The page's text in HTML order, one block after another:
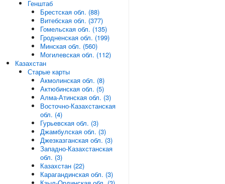
Генштаб
Брестская обл. (88)
Витебская обл. (377)
Гомельская обл. (135)
Гродненская обл. (199)
Минская обл. (560)
Могилевская обл. (112)
Казахстан
Старые карты
Акмолинская обл. (8)
Актюбинская обл. (5)
Алма-Атинская обл. (3)
Восточно-Казахстанская
обл. (4)
Гурьевская обл. (3)
Джамбулская обл. (3)
Джезказганская обл. (3)
Западно-Казахстанская
обл. (3)
Казахстан (22)
Карагандинская обл. (3)